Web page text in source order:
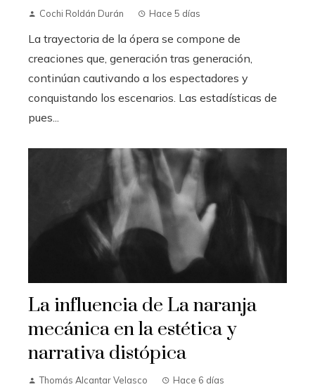
Cochi Roldán Durán Hace 5 días
La trayectoria de la ópera se compone de
creaciones que, generación tras generación,
continúan cautivando a los espectadores y
conquistando los escenarios. Las estadísticas de
pues...
La influencia de La naranja
mecánica en la estética y
narrativa distópica
Thomás Alcantar Velasco Hace 6 días